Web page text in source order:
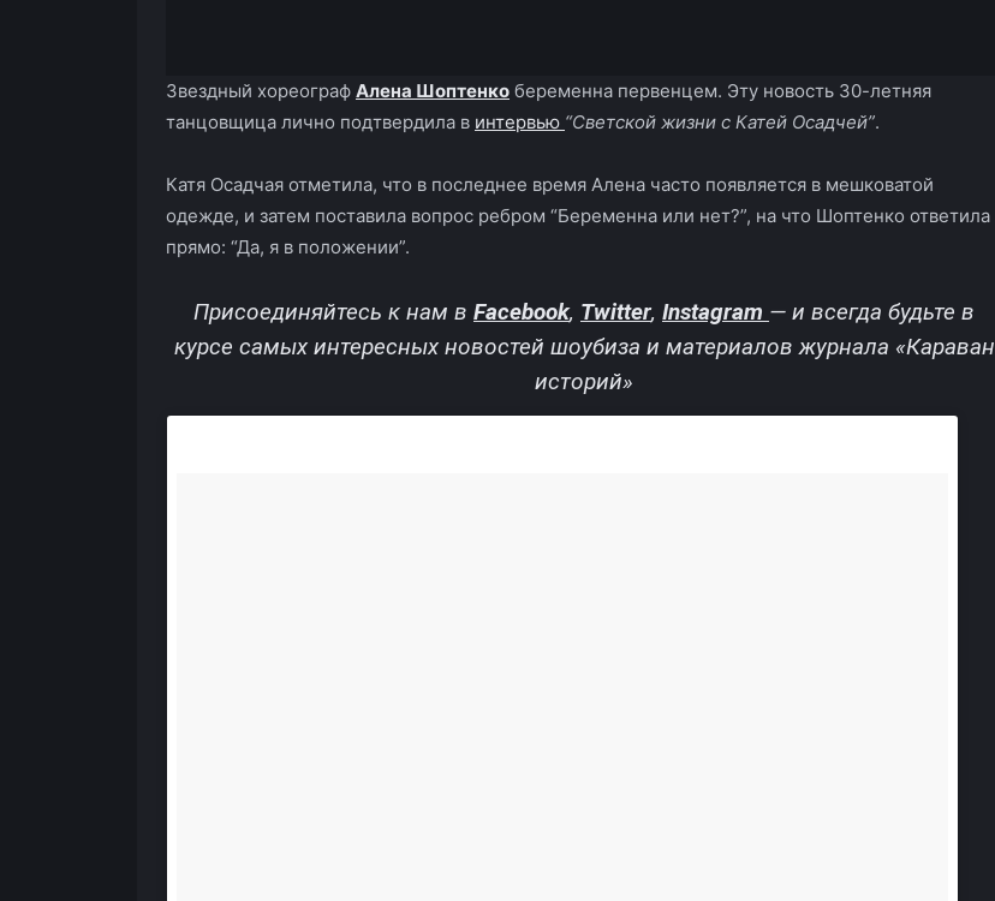
Звездный хореограф Алена Шоптенко беременна первенцем. Эту новость 30-летняя
танцовщица лично подтвердила в интервью “Светской жизни с Катей Осадчей”.
Катя Осадчая отметила, что в последнее время Алена часто появляется в мешковатой
одежде, и затем поставила вопрос ребром “Беременна или нет?”, на что Шоптенко ответила
прямо: “Да, я в положении”.
Присоединяйтесь к нам в Facebook, Twitter, Instagram — и всегда будьте в
курсе самых интересных новостей шоубиза и материалов журнала «Караван
историй»